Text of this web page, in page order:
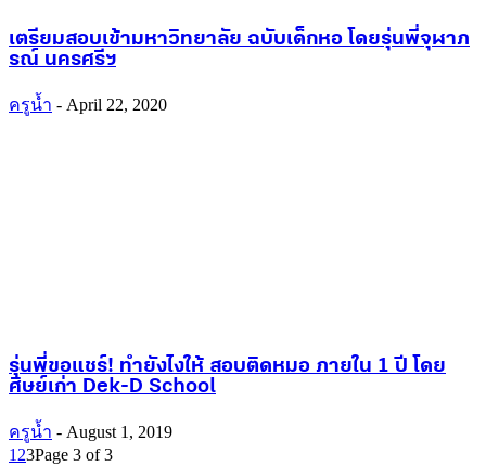
เตรียมสอบเข้ามหาวิทยาลัย ฉบับเด็กหอ โดยรุ่นพี่จุฬาภ
รณ์ นครศรีฯ
ครูน้ำ - April 22, 2020
รุ่นพี่ขอแชร์! ทำยังไงให้ สอบติดหมอ ภายใน 1 ปี โดย
ศิษย์เก่า Dek-D School
ครูน้ำ - August 1, 2019
1 23Page 3 of 3